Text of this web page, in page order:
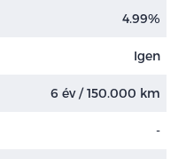
4.99%
Igen
6 év / 150.000 km
-